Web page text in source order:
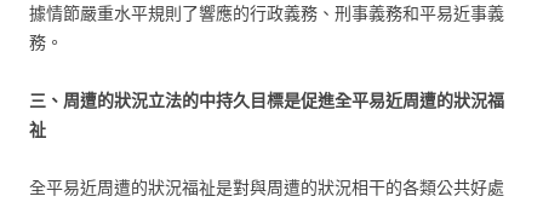
據情節嚴重水平規則了響應的行政義務、刑事義務和平易近事義
務。
三、周遭的狀況立法的中持久目標是促進全平易近周遭的狀況福
祉
全平易近周遭的狀況福祉是對與周遭的狀況相干的各類公共好處